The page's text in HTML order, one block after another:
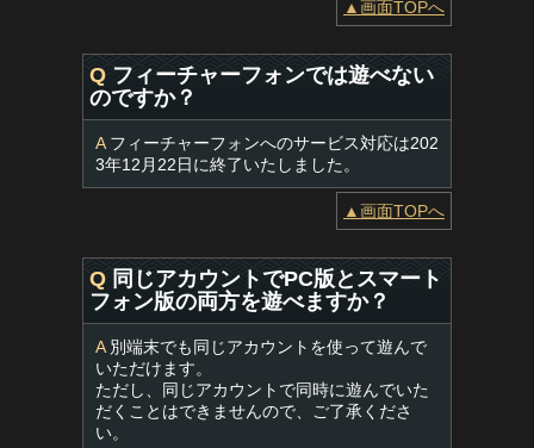
▲画面TOPへ
Q フィーチャーフォンでは遊べない
のですか？
Aフィーチャーフォンへのサービス対応は202
3年12月22日に終了いたしました。
▲画面TOPへ
Q 同じアカウントでPC版とスマート
フォン版の両方を遊べますか？
A別端末でも同じアカウントを使って遊んで
いただけます。
ただし、同じアカウントで同時に遊んでいた
だくことはできませんので、ご了承くださ
い。